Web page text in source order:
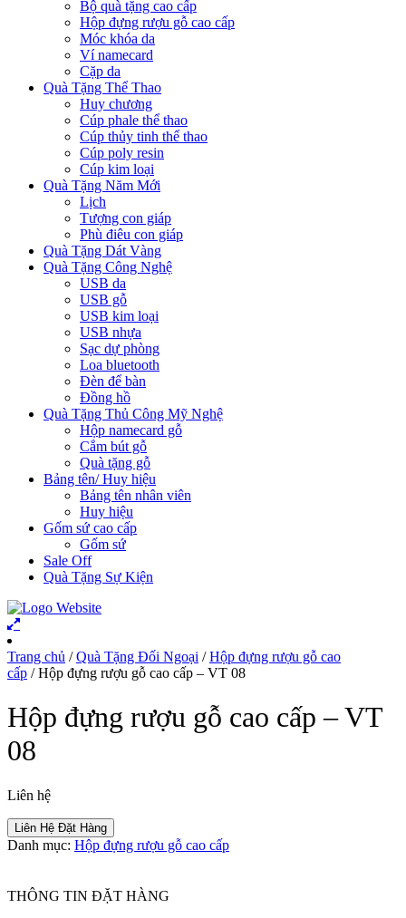
Bộ quà tặng cao cấp
Hộp đựng rượu gỗ cao cấp
Móc khóa da
Ví namecard
Cặp da
Quà Tặng Thể Thao
Huy chương
Cúp phale thể thao
Cúp thủy tinh thể thao
Cúp poly resin
Cúp kim loại
Quà Tặng Năm Mới
Lịch
Tượng con giáp
Phù điêu con giáp
Quà Tặng Dát Vàng
Quà Tặng Công Nghệ
USB da
USB gỗ
USB kim loại
USB nhựa
Sạc dự phòng
Loa bluetooth
Đèn để bàn
Đồng hồ
Quà Tặng Thủ Công Mỹ Nghệ
Hộp namecard gỗ
Cắm bút gỗ
Quà tặng gỗ
Bảng tên/ Huy hiệu
Bảng tên nhân viên
Huy hiệu
Gốm sứ cao cấp
Gốm sứ
Sale Off
Quà Tặng Sự Kiện
Trang chủ /Quà Tặng Đối Ngoại /Hộp đựng rượu gỗ cao
cấp / Hộp đựng rượu gỗ cao cấp – VT 08
Hộp đựng rượu gỗ cao cấp – VT
08
Liên hệ
Liên Hệ Đặt Hàng
Danh mục: Hộp đựng rượu gỗ cao cấp
THÔNG TIN ĐẶT HÀNG